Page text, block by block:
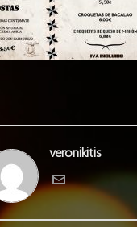
veronikitis